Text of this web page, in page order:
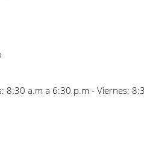
8:30 a.m a 6:30 p.m - Viernes: